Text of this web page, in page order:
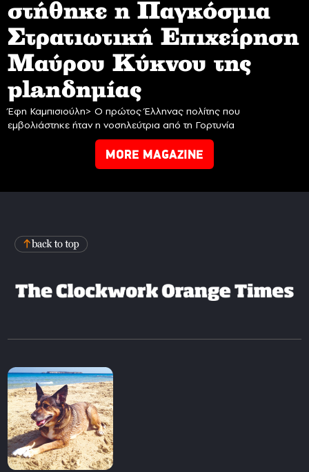
στήθηκε η Παγκόσμια
Στρατιωτική Επιχείρηση
Mαύρου Κύκνου της
planδημίας
Έφη Καμπισιούλη> Ο πρώτος Έλληνας πολίτης που
εμβολιάστηκε ήταν η νοσηλεύτρια από τη Γορτυνία
MORE MAGAZINE